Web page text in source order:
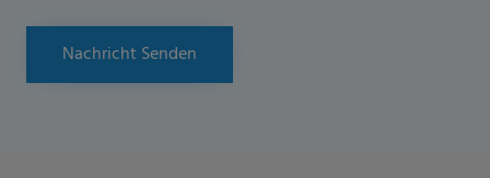
Nachricht Senden